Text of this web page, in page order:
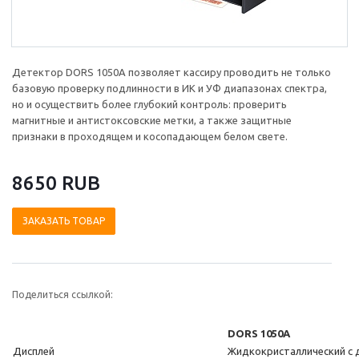
Детектор DORS 1050A позволяет кассиру проводить не только
базовую проверку подлинности в ИК и УФ диапазонах спектра,
но и осуществить более глубокий контроль: проверить
магнитные и антистоксовские метки, а также защитные
признаки в проходящем и косопадающем белом свете.
8650 RUB
ЗАКАЗАТЬ ТОВАР
Поделиться ссылкой:
DORS 1050A
Дисплей
Жидкокристаллический с